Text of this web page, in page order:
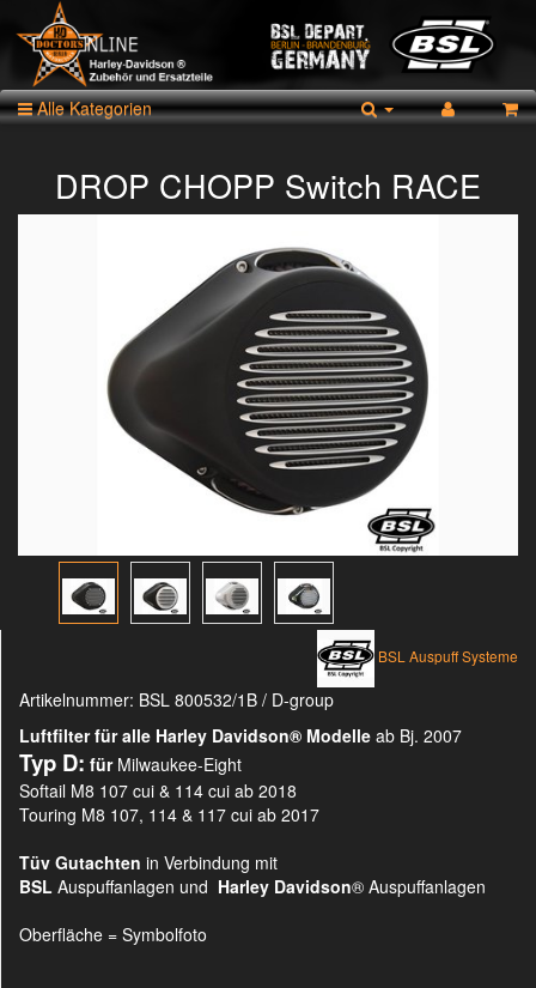
Alle Kategorien
DROP CHOPP Switch RACE
BSL Auspuff Systeme
Artikelnummer: BSL 800532/1B / D-group
Luftfilter für alle Harley Davidson® Modelle ab Bj. 2007
Typ D: für Milwaukee-Eight
Softail M8 107 cui & 114 cui ab 2018
Touring M8 107, 114 & 117 cui ab 2017
Tüv Gutachten in Verbindung mit
BSL Auspuffanlagen und Harley Davidson® Auspuffanlagen
Oberfläche = Symbolfoto